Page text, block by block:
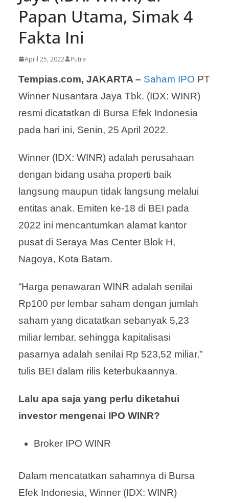
Papan Utama, Simak 4
Fakta Ini
April 25, 2022 Putra
Tempias.com, JAKARTA – Saham IPO PT
Winner Nusantara Jaya Tbk. (IDX: WINR)
resmi dicatatkan di Bursa Efek Indonesia
pada hari ini, Senin, 25 April 2022.
Winner (IDX: WINR) adalah perusahaan
dengan bidang usaha properti baik
langsung maupun tidak langsung melalui
entitas anak. Emiten ke-18 di BEI pada
2022 ini mencantumkan alamat kantor
pusat di Seraya Mas Center Blok H,
Nagoya, Kota Batam.
“Harga penawaran WINR adalah senilai
Rp100 per lembar saham dengan jumlah
saham yang dicatatkan sebanyak 5,23
miliar lembar, sehingga kapitalisasi
pasarnya adalah senilai Rp 523,52 miliar,”
tulis BEI dalam rilis keterbukaannya.
Lalu apa saja yang perlu diketahui
investor mengenai IPO WINR?
Broker IPO WINR
Dalam mencatatkan sahamnya di Bursa
Efek Indonesia, Winner (IDX: WINR)